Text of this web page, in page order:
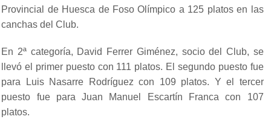
Provincial de Huesca de Foso Olímpico a 125 platos en las
canchas del Club.
En 2ª categoría, David Ferrer Giménez, socio del Club, se
llevó el primer puesto con 111 platos. El segundo puesto fue
para Luis Nasarre Rodríguez con 109 platos. Y el tercer
puesto fue para Juan Manuel Escartín Franca con 107
platos.